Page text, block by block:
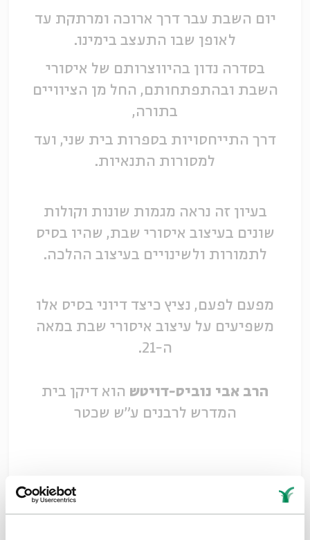
יום השבת עבר דרך ארוכה ומרתקת עד
לאופן שבו התעצב בימינו.
בסדרה נדון בהיווצרותם של איסורי
השבת ובהתפתחותם, החל מן הציוויים
בתורה,
דרך התייחסויות בספרות בית שני, ועד
למסורות התנאיות.
בעיון זה נראה מגמות שונות וקולות
שונים בעיצוב איסורי שבת, שהיו בסיס
לתמורות ולשינויים בעיצוב ההלכה.
מפעם לפעם, נציץ כיצד דיוני בסיס אלו
משפיעים על עיצוב איסורי שבת במאה
ה-21.
הרב אבי נוביס-דויטש הוא דיקן בית
המדרש לרבנים ע"ש שכטר